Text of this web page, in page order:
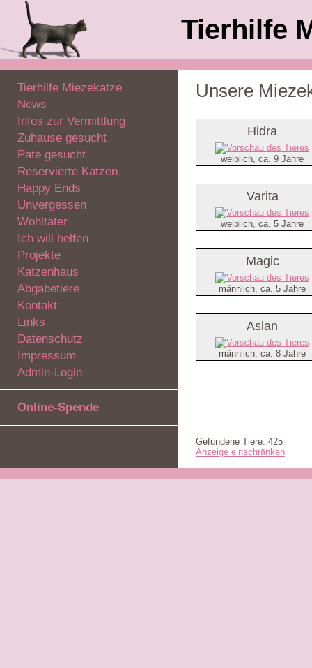
Tierhilfe
Tierhilfe Miezekatze
News
Infos zur Vermittlung
Zuhause gesucht
Pate gesucht
Reservierte Katzen
Happy Ends
Unvergessen
Wohltäter
Ich will helfen
Projekte
Katzenhaus
Abgabetiere
Kontakt
Links
Datenschutz
Impressum
Admin-Login
Online-Spende
Unsere
Hidra
weiblich, ca. 9 Jahre
Varita
weiblich, ca. 5 Jahre
Magic
männlich, ca. 5 Jahre
Aslan
männlich, ca. 8 Jahre
Gefundene Tiere: 425
Anzeige einschränken